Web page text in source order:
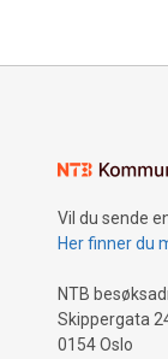
Vil du sende
Her finner du
NTB
Skippergata
0154 Oslo